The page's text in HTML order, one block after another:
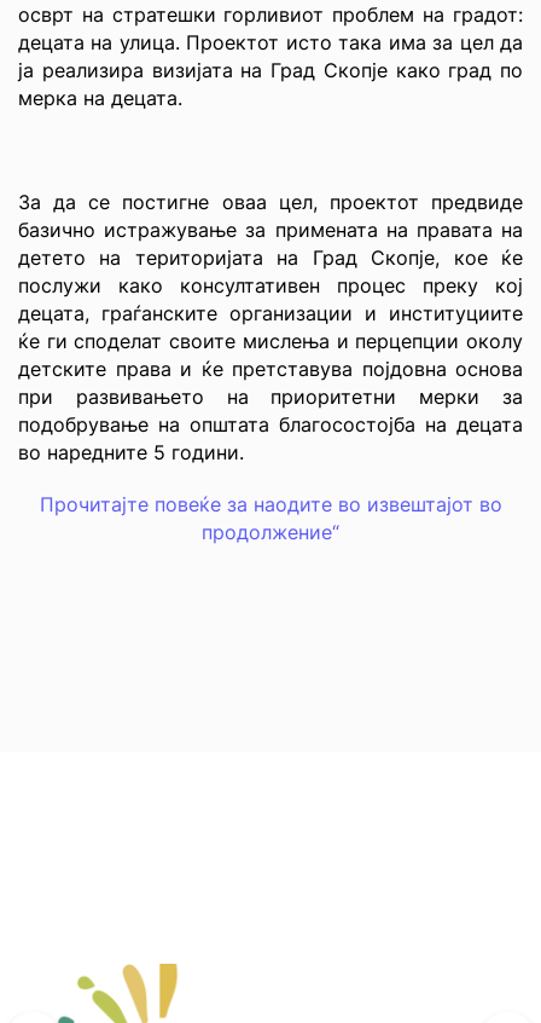
осврт на стратешки горливиот проблем на градот:
децата на улица. Проектот исто така има за цел да
ја реализира визијата на Град Скопје како град по
мерка на децата.
За да се постигне оваа цел, проектот предвиде
базично истражување за примената на правата на
детето на територијата на Град Скопје, кое ќе
послужи како консултативен процес преку кој
децата, граѓанските организации и институциите
ќе ги споделат своите мислења и перцепции околу
детските права и ќе претставува појдовна основа
при развивањето на приоритетни мерки за
подобрување на општата благосостојба на децата
во наредните 5 години.
Прочитајте повеќе за наодите во извештајот во
продолжение“